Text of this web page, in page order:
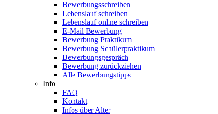
Bewerbungsschreiben
Lebenslauf schreiben
Lebenslauf online schreiben
E-Mail Bewerbung
Bewerbung Praktikum
Bewerbung Schülerpraktikum
Bewerbungsgespräch
Bewerbung zurückziehen
Alle Bewerbungstipps
Info
FAQ
Kontakt
Infos über Alter